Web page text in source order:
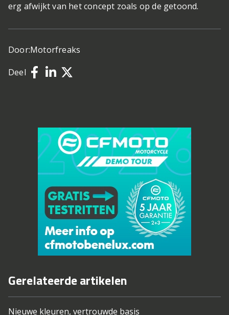
erg afwijkt van het concept zoals op de getoond.
Door:Motorfreaks
Deel
Gerelateerde artikelen
Nieuwe kleuren, vertrouwde basis